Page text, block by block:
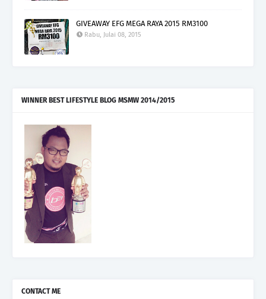
GIVEAWAY EFG MEGA RAYA 2015 RM3100
Rabu, Julai 08, 2015
WINNER BEST LIFESTYLE BLOG MSMW 2014/2015
CONTACT ME